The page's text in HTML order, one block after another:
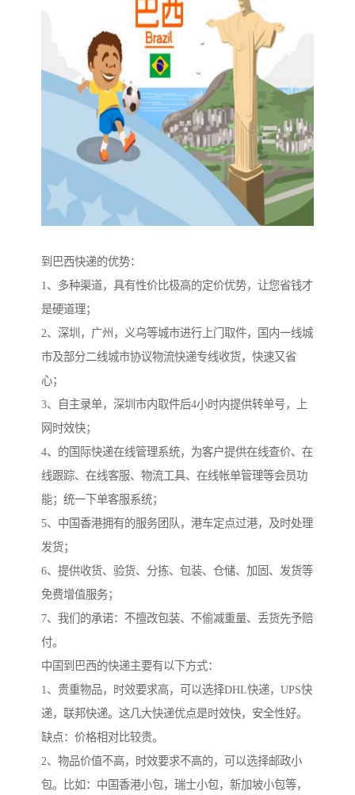
到巴西快递的优势：
1、多种渠道，具有性价比极高的定价优势，让您省钱才
是硬道理；
2、深圳，广州，义乌等城市进行上门取件，国内一线城
市及部分二线城市协议物流快递专线收货，快速又省
心；
3、自主录单，深圳市内取件后4小时内提供转单号，上
网时效快；
4、的国际快递在线管理系统，为客户提供在线查价、在
线跟踪、在线客服、物流工具、在线帐单管理等会员功
能；统一下单客服系统；
5、中国香港拥有的服务团队，港车定点过港，及时处理
发货；
6、提供收货、验货、分拣、包装、仓储、加固、发货等
免费增值服务；
7、我们的承诺：不擅改包装、不偷减重量、丢货先予赔
付。
中国到巴西的快递主要有以下方式：
1、贵重物品，时效要求高，可以选择DHL快递，UPS快
递，联邦快递。这几大快递优点是时效快，安全性好。
缺点：价格相对比较贵。
2、物品价值不高，时效要求不高的，可以选择邮政小
包。比如：中国香港小包，瑞士小包，新加坡小包等，